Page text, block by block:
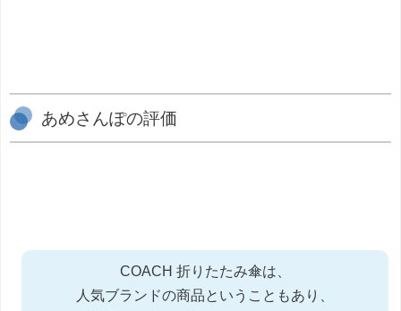
あめさんぽの評価
COACH 折りたたみ傘は、
人気ブランドの商品ということもあり、